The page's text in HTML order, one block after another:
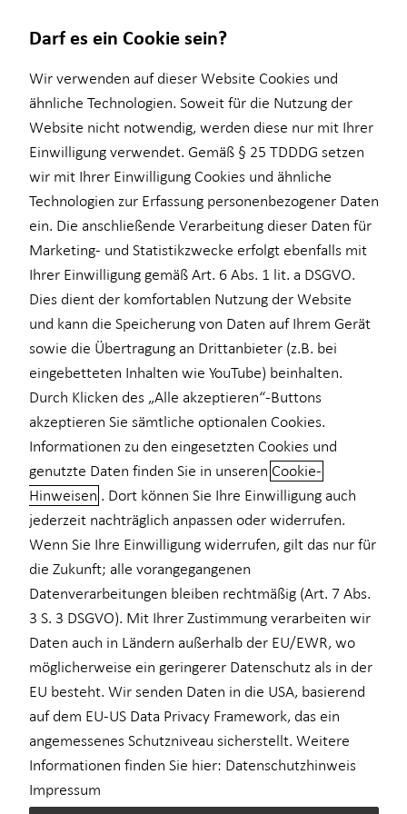
Karrierechancen
Praktikum
Über mich
Kundenportal
Ganzheitliche Beratung
für Unternehmen
Überblick
Inflationsbegegnung
Praktikum Finanzberater (m/w/d)
Ihre Karriere. Ihre Regeln.
Lernen Sie im Rahmen des Praktikums alle Einstiegswege für
Ihre erfolgreiche Karriere bei Horbach Wirtschaftsberatung
kennen. Sie haben Lust darauf, Einblicke in die Finanzberatung zu
gewinnen – von der Neukundengewinnung bis zur Erstellung
individueller Finanzstrategien? Sie möchten eigenständig
Projekte mit festen Zielsetzungen realisieren? Dann intensivieren
Sie gemeinsam mit uns die Zusammenarbeit mit Hochschulen,
bauen Sie Kooperationen sowie Netzwerke auf, unterstützen Sie
bei Events und vielem mehr.
Wir bieten Ihnen ein bezahltes Praktikum in einem dynamischen
Darf es ein Cookie sein?
Wir verwenden auf dieser Website Cookies und
ähnliche Technologien. Soweit für die Nutzung der
Website nicht notwendig, werden diese nur mit Ihrer
Einwilligung verwendet. Gemäß § 25 TDDDG setzen
wir mit Ihrer Einwilligung Cookies und ähnliche
Technologien zur Erfassung personenbezogener Daten
ein. Die anschließende Verarbeitung dieser Daten für
Marketing- und Statistikzwecke erfolgt ebenfalls mit
Ihrer Einwilligung gemäß Art. 6 Abs. 1 lit. a DSGVO.
Dies dient der komfortablen Nutzung der Website
und kann die Speicherung von Daten auf Ihrem Gerät
sowie die Übertragung an Drittanbieter (z.B. bei
eingebetteten Inhalten wie YouTube) beinhalten.
Durch Klicken des „Alle akzeptieren“-Buttons
akzeptieren Sie sämtliche optionalen Cookies.
Informationen zu den eingesetzten Cookies und
genutzte Daten finden Sie in unseren Cookie-
Hinweisen . Dort können Sie Ihre Einwilligung auch
jederzeit nachträglich anpassen oder widerrufen.
Wenn Sie Ihre Einwilligung widerrufen, gilt das nur für
die Zukunft; alle vorangegangenen
Datenverarbeitungen bleiben rechtmäßig (Art. 7 Abs.
3 S. 3 DSGVO). Mit Ihrer Zustimmung verarbeiten wir
Daten auch in Ländern außerhalb der EU/EWR, wo
möglicherweise ein geringerer Datenschutz als in der
EU besteht. Wir senden Daten in die USA, basierend
auf dem EU-US Data Privacy Framework, das ein
angemessenes Schutzniveau sicherstellt. Weitere
Informationen finden Sie hier: Datenschutzhinweis
Impressum